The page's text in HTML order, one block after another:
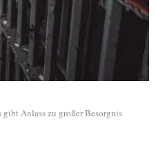
Anlass zu großer Besorgnis